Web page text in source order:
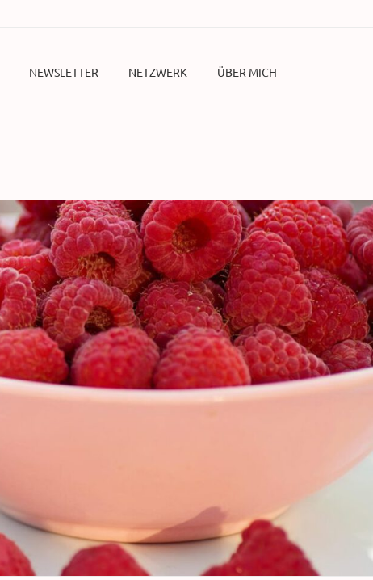
NEWSLETTER NETZWERK ÜBER MICH